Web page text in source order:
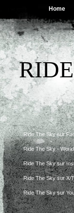
Home
Ride The Sky sur
Ride The Sky -
Ride The Sky sur
Ride The Sky sur X/
Ride The Sky sur